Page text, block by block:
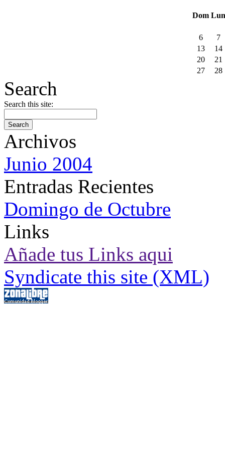
Dom Lun
6
7
13
14
20
21
27
28
Search
Search this site:
Archivos
Junio 2004
Entradas Recientes
Domingo de Octubre
Links
Añade tus Links aqui
Syndicate this site (XML)